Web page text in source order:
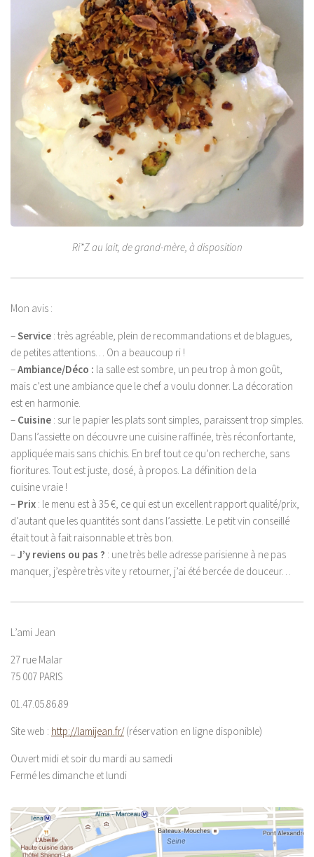
Ri*Z au lait, de grand-mère, à disposition
Mon avis :
–Service : très agréable, plein de recommandations et de blagues,
de petites attentions… On a beaucoup ri !
–Ambiance/Déco : la salle est sombre, un peu trop à mon goût,
mais c’est une ambiance que le chef a voulu donner. La décoration
est en harmonie.
– Cuisine : sur le papier les plats sont simples, paraissent trop simples.
Dans l’assiette on découvre une cuisine raffinée, très réconfortante,
appliquée mais sans chichis. En bref tout ce qu’on recherche, sans
fioritures. Tout est juste, dosé, à propos. La définition de la
cuisine vraie !
– Prix : le menu est à 35 €, ce qui est un excellent rapport qualité/prix,
d’autant que les quantités sont dans l’assiette. Le petit vin conseillé
était tout à fait raisonnable et très bon.
–J’y reviens ou pas ? : une très belle adresse parisienne à ne pas
manquer, j’espère très vite y retourner, j’ai été bercée de douceur…
L’ami Jean
27 rue Malar
75 007 PARIS
01.47.05.86.89
Site web : http://lamijean.fr/(réservation en ligne disponible)
Ouvert midi et soir du mardi au samedi
Fermé les dimanche et lundi